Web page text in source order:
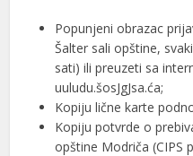
Popunjeni obrazac
Šalter sali opštine,
sati) ili preuzeti sa
uuludu.šosJgJsa.ća;
Kopiju lične karte
Kopiju potvrde o
opštine Modriča (CIPS